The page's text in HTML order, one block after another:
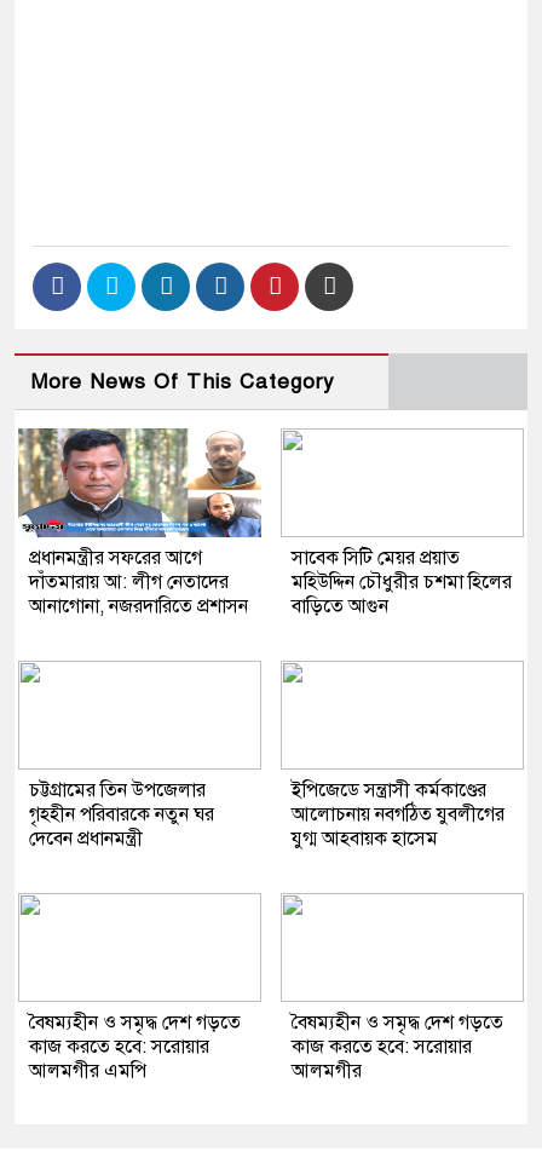
More News Of This Category
প্রধানমন্ত্রীর সফরের আগে
দাঁতমারায় আ: লীগ নেতাদের
আনাগোনা, নজরদারিতে প্রশাসন
সাবেক সিটি মেয়র প্রয়াত
মহিউদ্দিন চৌধুরীর চশমা হিলের
বাড়িতে আগুন
চট্টগ্রামের তিন উপজেলার
গৃহহীন পরিবারকে নতুন ঘর
দেবেন প্রধানমন্ত্রী
ইপিজেডে সন্ত্রাসী কর্মকাণ্ডের
আলোচনায় নবগঠিত যুবলীগের
যুগ্ম আহবায়ক হাসেম
বৈষম্যহীন ও সমৃদ্ধ দেশ গড়তে
কাজ করতে হবে: সরোয়ার
আলমগীর এমপি
বৈষম্যহীন ও সমৃদ্ধ দেশ গড়তে
কাজ করতে হবে: সরোয়ার
আলমগীর